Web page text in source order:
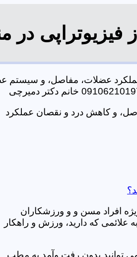
فیزیوتراپی در
عضلات، مفاصل، و
و کاهش درد و نقصان عملکرد
افراد مسن و و ورزشکاران
علائمی که دارید، ورزش و راهکار